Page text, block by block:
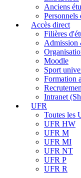
Anciens
Accès direct
Filières
Admission
Moodle
Sport
Formation
Intranet
UFR
Toutes les
UFR HW
UFR M
UFR MI
UFR NT
UFR P
UFR R